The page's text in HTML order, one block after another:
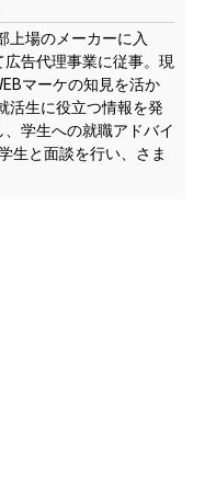
上場のメーカーに入
告代理事業に従事。現
マーケの知見を活か
活生に役立つ情報を発
学生への就職アドバイ
生と面談を行い、さま